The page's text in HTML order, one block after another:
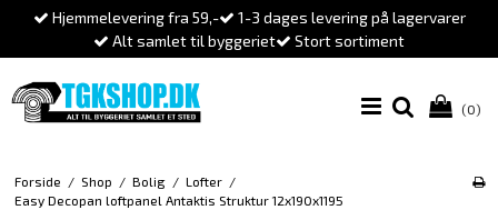
Hjemmelevering fra 59,-
1-3 dages levering på lagervarer
Alt samlet til byggeriet
Stort sortiment
(0)
Forside / Shop / Bolig / Lofter /
Easy Decopan loftpanel Antaktis Struktur 12x190x1195